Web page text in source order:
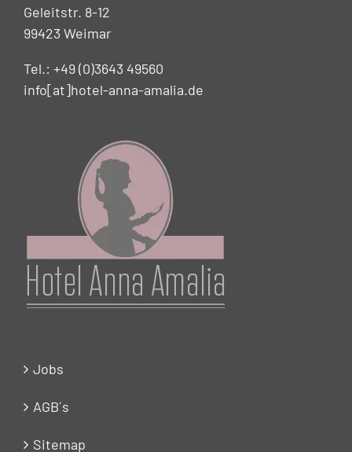
Geleitstr. 8-12
99423 Weimar
Tel.: +49 (0)3643 49560
info[at]hotel-anna-amalia.de
Jobs
AGB´s
Sitemap